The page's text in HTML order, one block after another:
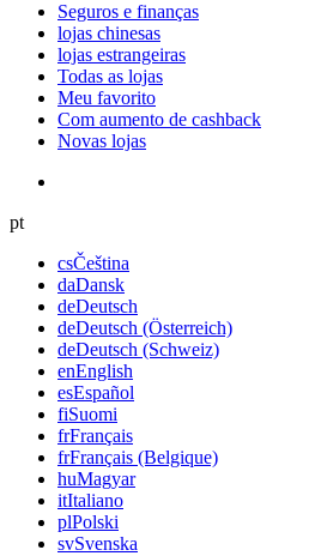
Seguros e finanças
lojas chinesas
lojas estrangeiras
Todas as lojas
Meu favorito
Com aumento de cashback
Novas lojas
pt
csČeština
daDansk
deDeutsch
deDeutsch (Österreich)
deDeutsch (Schweiz)
enEnglish
esEspañol
fiSuomi
frFrançais
frFrançais (Belgique)
huMagyar
itItaliano
plPolski
svSvenska